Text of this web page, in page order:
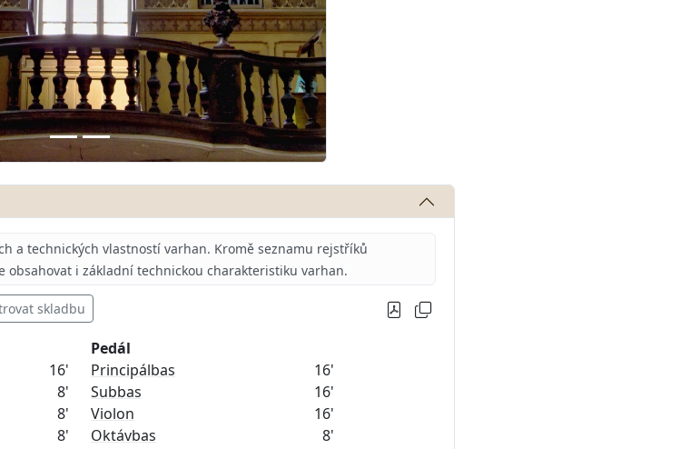
a technických vlastností varhan. Kromě seznamu rejstříků
obsahovat i základní technickou charakteristiku varhan.
skladbu
16'
8'
8'
8'
Pedál
Principálbas
16'
Subbas
16'
Violon
16'
Oktávbas
8'